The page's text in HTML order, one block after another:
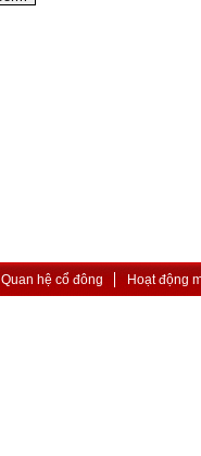
Quan hệ cổ đông Hoạt động